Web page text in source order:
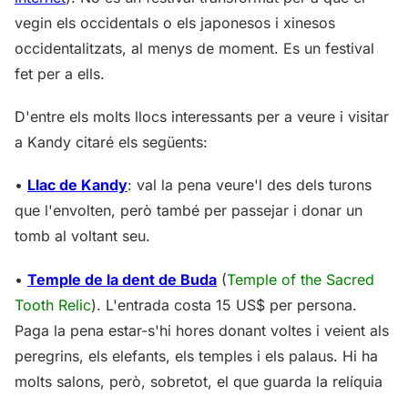
vegin els occidentals o els japonesos i xinesos
occidentalitzats, al menys de moment. Es un festival
fet per a ells.
D'entre els molts llocs interessants per a veure i visitar
a Kandy citaré els següents:
• Llac de Kandy: val la pena veure'l des dels turons
que l'envolten, però també per passejar i donar un
tomb al voltant seu.
• Temple de la dent de Buda (Temple of the Sacred
Tooth Relic). L'entrada costa 15 US$ per persona.
Paga la pena estar-s'hi hores donant voltes i veient als
peregrins, els elefants, els temples i els palaus. Hi ha
molts salons, però, sobretot, el que guarda la relíquia